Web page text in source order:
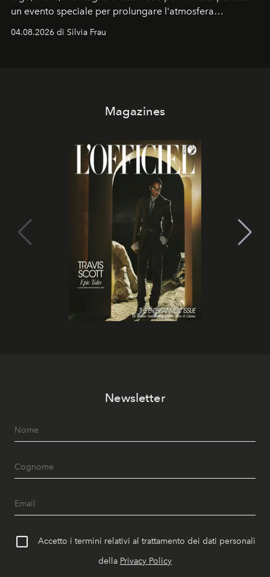
un evento speciale per prolungare l'atmosfera
04.08.2026 di Silvia Frau
Magazines
Newsletter
Accetto i termini relativi al trattamento dei dati personali
della Privacy Policy